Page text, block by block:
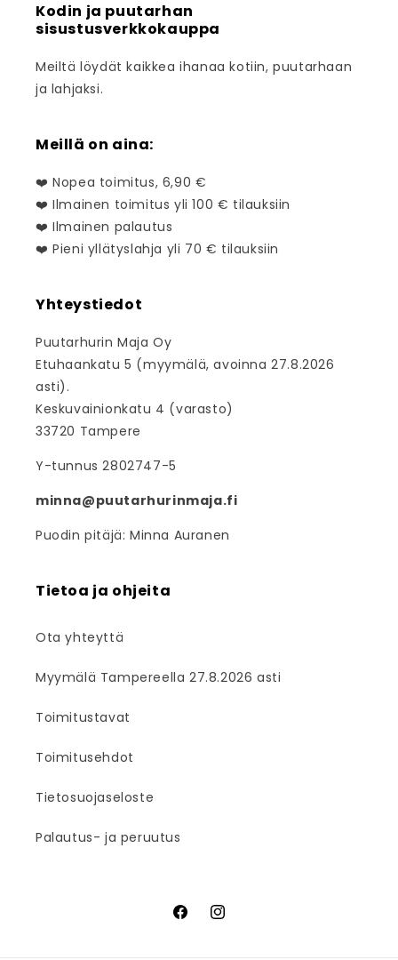
Kodin ja puutarhan
sisustusverkkokauppa
Meiltä löydät kaikkea ihanaa kotiin, puutarhaan
ja lahjaksi.
Meillä on aina:
❤️ Nopea toimitus, 6,90 €
❤️ Ilmainen toimitus yli 100 € tilauksiin
❤️ Ilmainen palautus
❤️ Pieni yllätyslahja yli 70 € tilauksiin
Yhteystiedot
Puutarhurin Maja Oy
Etuhaankatu 5 (myymälä, avoinna 27.8.2026
asti).
Keskuvainionkatu 4 (varasto)
33720 Tampere
Y-tunnus 2802747-5
minna@puutarhurinmaja.fi
Puodin pitäjä: Minna Auranen
Tietoa ja ohjeita
Ota yhteyttä
Myymälä Tampereella 27.8.2026 asti
Toimitustavat
Toimitusehdot
Tietosuojaseloste
Palautus- ja peruutus
FacebookInstagram